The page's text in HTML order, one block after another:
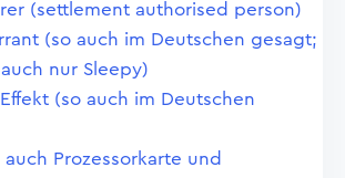
(settlement authorised person)
(so auch im Deutschen gesagt;
nur Sleepy)
(so auch im Deutschen
auch Prozessorkarte und